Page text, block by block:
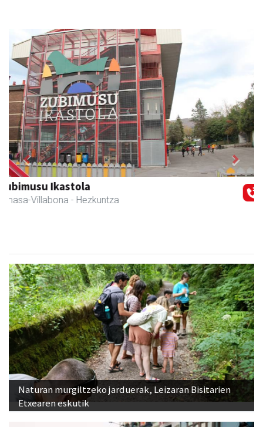
Amasa-Villabonako Udala
Amasa-Villabona - Udaletxeak
Previous Next
Naturan murgiltzeko jarduerak, Leizaran Bisitarien
Etxearen eskutik